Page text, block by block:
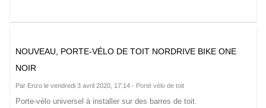
NOUVEAU, PORTE-VÉLO DE TOIT NORDRIVE BIKE ONE
NOIR
Par Enzo le vendredi 3 avril 2020, 17:14 - Porté vélo de toit
Porte-vélo universel à installer sur des barres de toit.